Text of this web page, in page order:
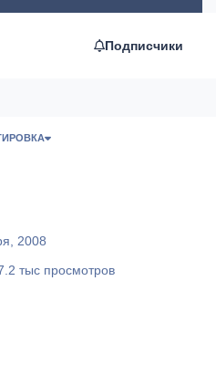
Подписчики
2008
тыс просмотров